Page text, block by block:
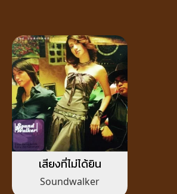
เสียงที่ไม่ได้ยิน
Soundwalker